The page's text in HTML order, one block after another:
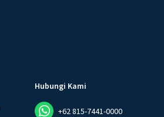
Hubungi Kami
+62 815-7441-0000